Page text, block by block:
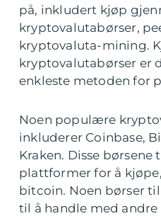
på, inkludert kjøp
kryptovalutabørser,
kryptovaluta-mining.
kryptovalutabørser er
enkleste metoden for
Noen populære
inkluderer Coinbase,
Kraken. Disse
plattformer for å
bitcoin. Noen børser
til å handle med